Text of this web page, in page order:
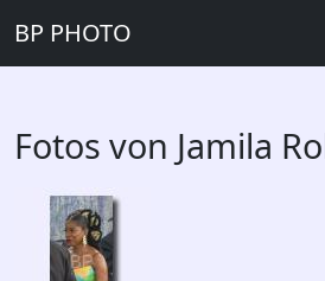
BP PHOTO
Fotos von Jamila